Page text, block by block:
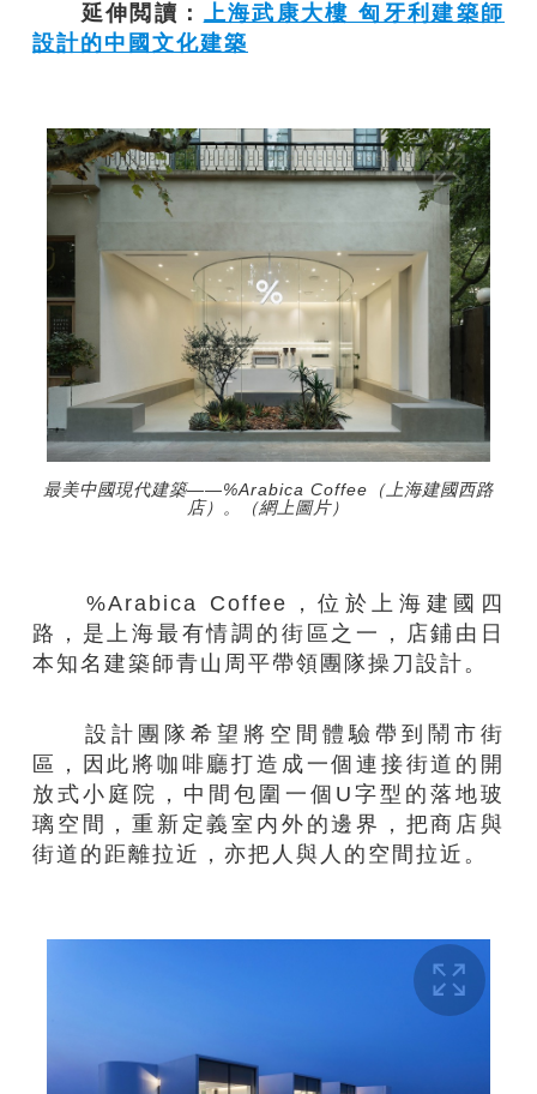
延伸閲讀：
上海武康大樓 匈牙利建築師
設計的中國文化建築
最美中國現代建築——%Arabica Coffee（上海建國西路
店）。（網上圖片）
%Arabica Coffee，位於上海建國四
路，是上海最有情調的街區之一，店鋪由日
本知名建築師青山周平帶領團隊操刀設計。
設計團隊希望將空間體驗帶到鬧市街
區，因此將咖啡廳打造成一個連接街道的開
放式小庭院，中間包圍一個U字型的落地玻
璃空間，重新定義室内外的邊界，把商店與
街道的距離拉近，亦把人與人的空間拉近。